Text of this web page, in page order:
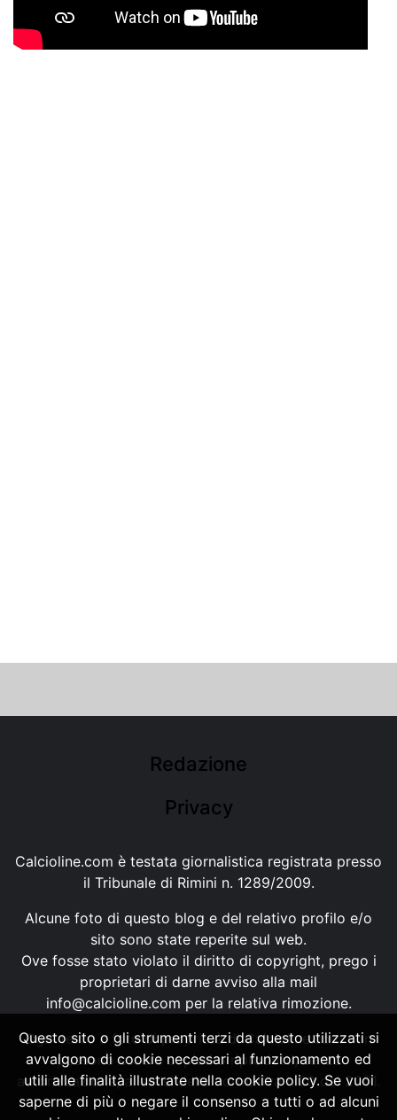
Redazione
Privacy
Calcioline.com è testata giornalistica registrata presso
il Tribunale di Rimini n. 1289/2009.
Alcune foto di questo blog e del relativo profilo e/o
sito sono state reperite sul web.
Ove fosse stato violato il diritto di copyright, prego i
proprietari di darne avviso alla mail
info@calcioline.com per la relativa rimozione.
Ogni testo e foto di proprietà di Calcioline.com non
possono essere copiati o riprodotti, senza
autorizzazione, ai sensi della normativa n.29 del 2001.
Questo sito o gli strumenti terzi da questo utilizzati si
avvalgono di cookie necessari al funzionamento ed
utili alle finalità illustrate nella cookie policy. Se vuoi
saperne di più o negare il consenso a tutti o ad alcuni